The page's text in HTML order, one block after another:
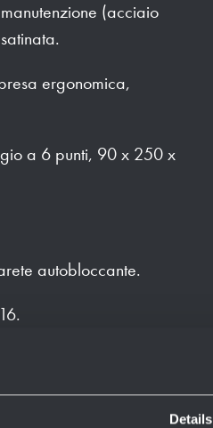
Details
(acciaio
ergonomica,
a 6 punti, 90 x 250 x
autobloccante.
per varie